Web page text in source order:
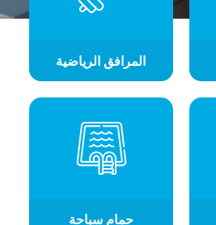
المرافق الرياضية
حمام سباحة